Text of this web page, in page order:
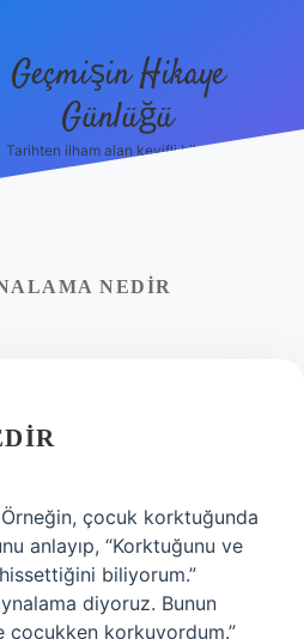
Geçmişin Hikaye
Günlüğü
Tarihten ilham alan keyifli bilgiler!
NEDIR
çocuk korktuğunda
anlayıp, “Korktuğunu ve
biliyorum.”
diyoruz. Bunun
çocukken korkuyordum.”